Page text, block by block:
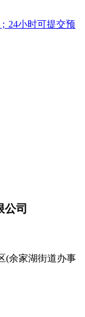
24小时可提交预
公司
(余家湖街道办事